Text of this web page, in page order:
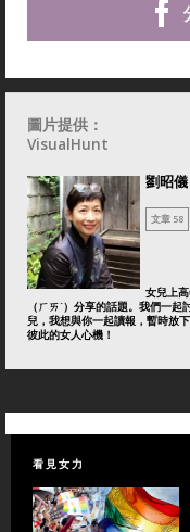
圖片提供：
VisualHunt
劉昭儀
文章 58
女兒上
（ㄏㄞˊ）分享的話題。我們一
兒，我想與你一起讀報，暫時放
彼此的女人心機！
看見女力